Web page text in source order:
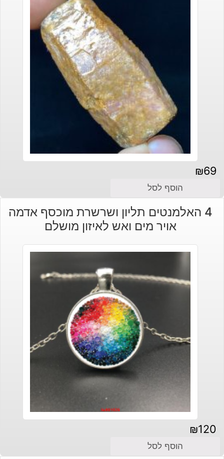
₪69
הוסף לסל
4 האלמנטים תליון ושרשרת מוכסף אדמה
אויר מים ואש לאיזון מושלם
₪120
הוסף לסל